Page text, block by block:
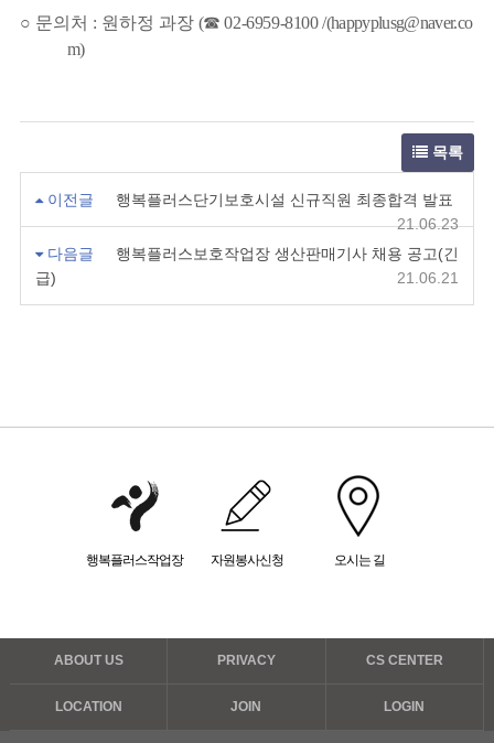
○ 문의처 : 원하정 과장 (☎02-6959-8100 /(happyplusg@naver.co
m)
목록
이전글
행복플러스단기보호시설 신규직원 최종합격 발표
21.06.23
다음글
행복플러스보호작업장 생산판매기사 채용 공고(긴
급)
21.06.21
행복플러스작업장 자원봉사신청 오시는 길
ABOUT US PRIVACY CS CENTER
LOCATION JOIN LOGIN